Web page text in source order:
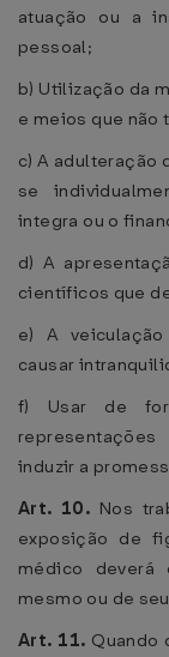
atuação ou a
pessoal;
b) Utilização da
e meios que
c) A adulteração
se
integra ou o
d) A
científicos que
e) A
causar
f) Usar de
induzir a
Art. 10. Nos
exposição de
médico deverá
mesmo ou de
Art. 11. Quando